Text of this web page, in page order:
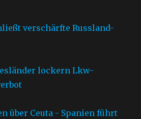
verschärfte Russland-
lockern Lkw-
über Ceuta - Spanien führt